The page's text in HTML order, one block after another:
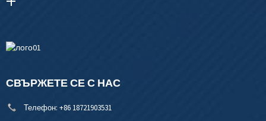
СВЪРЖЕТЕ СЕ С НАС
Телефон: +86 18721903531